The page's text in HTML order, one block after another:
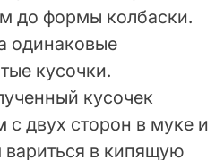
до формы колбаски.
одинаковые
кусочки.
кусочек
с двух сторон в муке и
вариться в кипящую